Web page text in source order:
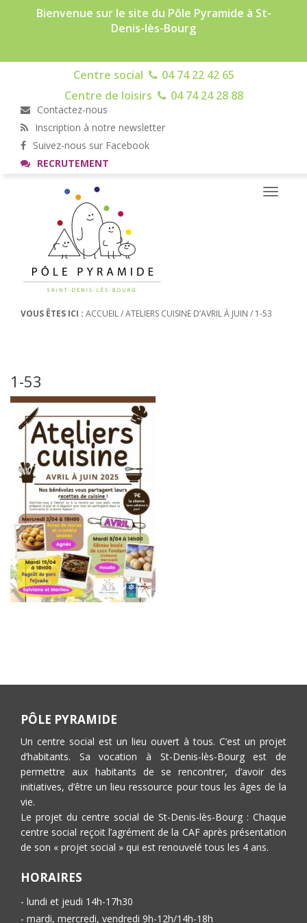
Bienvenue sur le site du Pôle Pyramide à St-
Denis-lès-Bourg
Centre social
04 74 22 42 65
Centre de loisirs
04 74 24 28 88
Contactez-nous
Inscription à notre newsletter
Suivez-nous sur Facebook
RECRUTEMENT
Toggle
VOUS ÊTES ICI : ACCUEIL/ATELIERS CUISINE D’AVRIL À JUIN / 1-53
1-53
PÔLE PYRAMIDE
Un centre social est un lieu ouvert à tous. C’est un projet
d’habitants. Sa vocation à St-Denis-lès-Bourg est de
permettre aux habitants de se rencontrer, d’avoir des
initiatives, d’être un lieu ressource pour tous les âges de la
vie.
Le projet du centre social de St-Denis-lès-Bourg : Chaque
centre social reçoit l’agrément de la CAF après présentation
de son « projet social » qui est renouvelé tous les 4 ans.
HORAIRES
- lundi et jeudi 14h-17h30
- mardi, mercredi, vendredi 9h-12h/14h-18h